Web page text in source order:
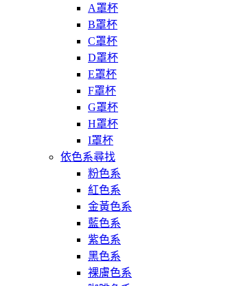
A罩杯
B罩杯
C罩杯
D罩杯
E罩杯
F罩杯
G罩杯
H罩杯
I罩杯
依色系尋找
粉色系
紅色系
金黃色系
藍色系
紫色系
黑色系
裸膚色系